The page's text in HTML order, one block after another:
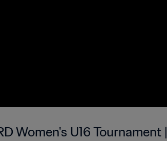
Women's U16 Tournament |